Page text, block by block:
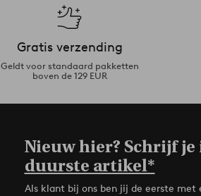
Gratis verzending
Geldt voor standaard pakketten
boven de 129 EUR
Nieuw hier? Schrijf je
duurste artikel*
Als klant bij ons ben jij de eerste met